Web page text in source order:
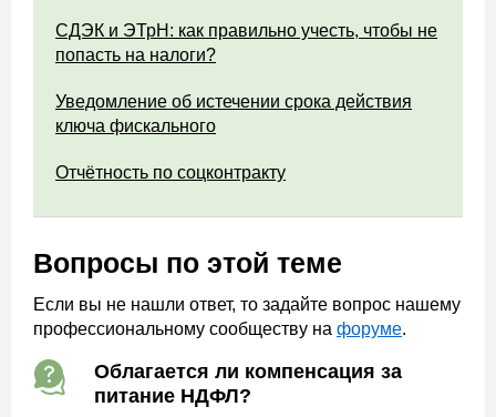
СДЭК и ЭТрН: как правильно учесть, чтобы не
попасть на налоги?
Уведомление об истечении срока действия
ключа фискального
Отчётность по соцконтракту
Вопросы по этой теме
Если вы не нашли ответ, то задайте вопрос нашему
профессиональному сообществу на форуме.
Облагается ли компенсация за
питание НДФЛ?